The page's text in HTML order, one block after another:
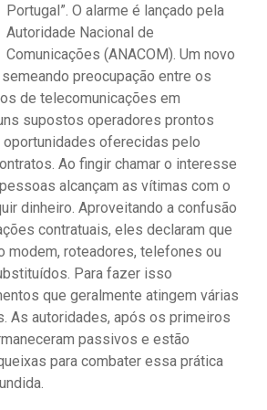
Portugal”. O alarme é lançado pela
Autoridade Nacional de
Comunicações (ANACOM). Um novo
preocupação entre os
de telecomunicações em
supostos operadores prontos
oportunidades oferecidas pelo
Ao fingir chamar o interesse
alcançam as vítimas com o
dinheiro. Aproveitando a confusão
contratuais, eles declaram que
modem, roteadores, telefones ou
Para fazer isso
que geralmente atingem várias
As autoridades, após os primeiros
passivos e estão
para combater essa prática